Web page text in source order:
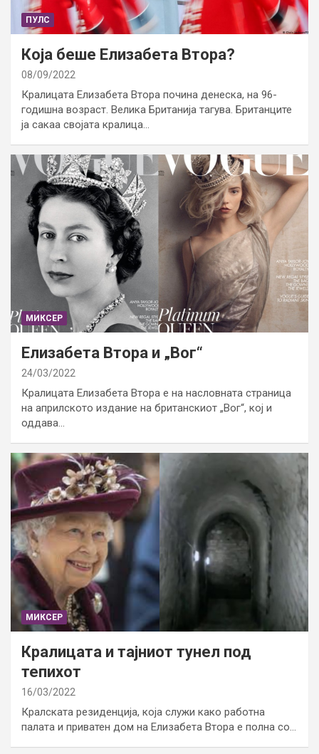
ПУЛС
Која беше Елизабета Втора?
08/09/2022
Кралицата Елизабета Втора почина денеска, на 96-
годишна возраст. Велика Британија тагува. Британците
ја сакаа својата кралица…
МИКСЕР
Елизабета Втора и „Вог“
24/03/2022
Кралицата Елизабета Втора е на насловната страница
на априлското издание на британскиот „Вог“, кој и
оддава…
МИКСЕР
Кралицата и тајниот тунел под
тепихот
16/03/2022
Кралската резиденција, која служи како работна
палата и приватен дом на Елизабета Втора е полна со…